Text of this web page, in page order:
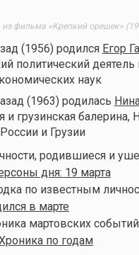
фильма «Крепкий орешек»
(1956) родился Егор
политический
наук
(1963) родилась
и грузинская балерина,
и Грузии
родившиеся и
дня: 19 марта
по известным
в марте
мартовских
по годам